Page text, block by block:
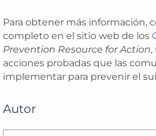
Para obtener más información,
completo en el sitio web de los
Prevention Resource for Action,
acciones probadas que las
implementar para prevenir el
Autor